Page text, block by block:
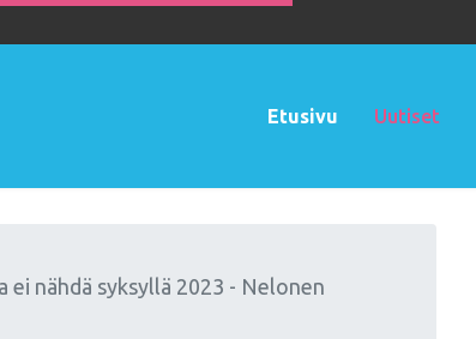
Etusivu Uutiset
nähdä syksyllä 2023 - Nelonen